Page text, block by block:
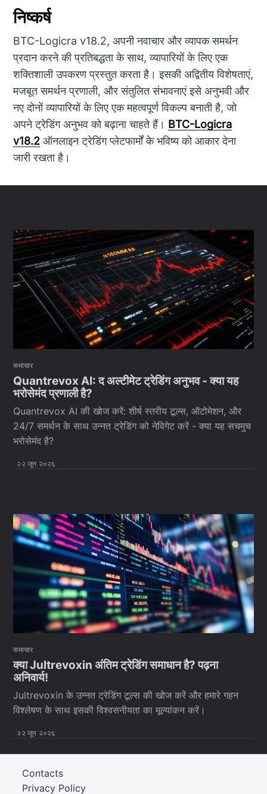
निष्कर्ष
BTC-Logicra v18.2, अपनी नवाचार और व्यापक समर्थन
प्रदान करने की प्रतिबद्धता के साथ, व्यापारियों के लिए एक
शक्तिशाली उपकरण प्रस्तुत करता है। इसकी अद्वितीय विशेषताएं,
मजबूत समर्थन प्रणाली, और संतुलित संभावनाएं इसे अनुभवी और
नए दोनों व्यापारियों के लिए एक महत्वपूर्ण विकल्प बनाती है, जो
अपने ट्रेडिंग अनुभव को बढ़ाना चाहते हैं। BTC-Logicra
v18.2 ऑनलाइन ट्रेडिंग प्लेटफार्मों के भविष्य को आकार देना
जारी रखता है।
समाचार
Quantrevox AI: द अल्टीमेट ट्रेडिंग अनुभव - क्या यह
भरोसेमंद प्रणाली है?
Quantrevox AI की खोज करें: शीर्ष स्तरीय टूल्स, ऑटोमेशन, और
24/7 समर्थन के साथ उन्नत ट्रेडिंग को नेविगेट करें - क्या यह सचमुच
भरोसेमंद है?
२२ जून २०२६
समाचार
क्या Jultrevoxin अंतिम ट्रेडिंग समाधान है? पढ़ना
अनिवार्य!
Jultrevoxin के उन्नत ट्रेडिंग टूल्स की खोज करें और हमारे गहन
विश्लेषण के साथ इसकी विश्वसनीयता का मूल्यांकन करें।
२२ जून २०२६
Privacy Policy
Contacts